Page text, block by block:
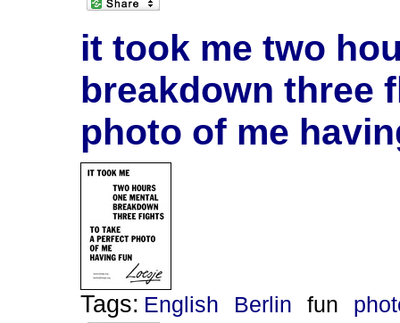
it took me two
breakdown three
photo of me
Tags: English Berlin fun